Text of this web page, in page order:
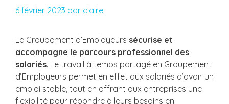
6 février 2023 par claire
Le Groupement d’Employeurs sécurise et
accompagne le parcours professionnel des
salariés. Le travail à temps partagé en Groupement
d’Employeurs permet en effet aux salariés d’avoir un
emploi stable, tout en offrant aux entreprises une
flexibilité pour répondre à leurs besoins en